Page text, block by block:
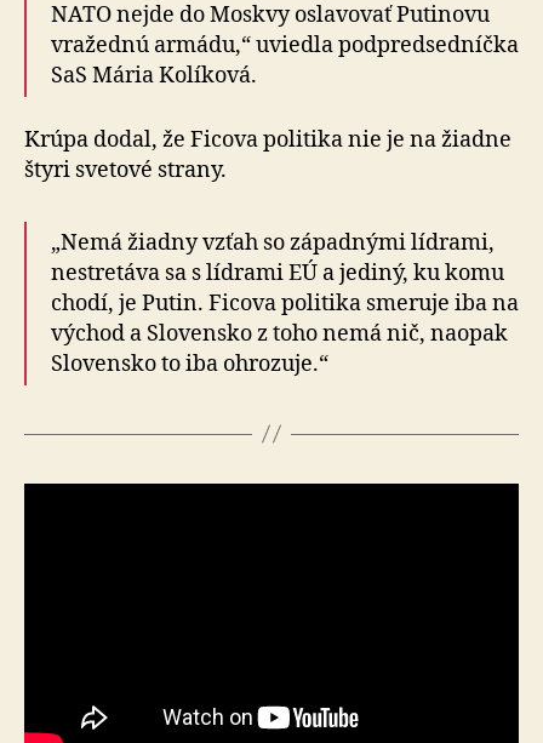
NATO nejde do Moskvy oslavovať Putinovu
vražednú armádu,“ uviedla podpredsedníčka
SaS Mária Kolíková.
Krúpa dodal, že Ficova politika nie je na žiadne
štyri svetové strany.
„Nemá žiadny vzťah so západnými lídrami,
nestretáva sa s lídrami EÚ a jediný, ku komu
chodí, je Putin. Ficova politika smeruje iba na
východ a Slovensko z toho nemá nič, naopak
Slovensko to iba ohrozuje.“